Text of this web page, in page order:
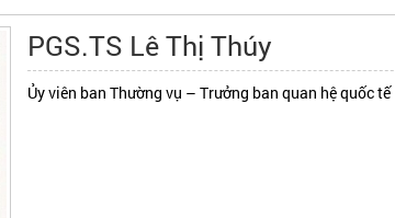
PGS.TS Lê Thị Thúy
Ủy viên ban Thường vụ – Trưởng ban quan hệ quốc tế